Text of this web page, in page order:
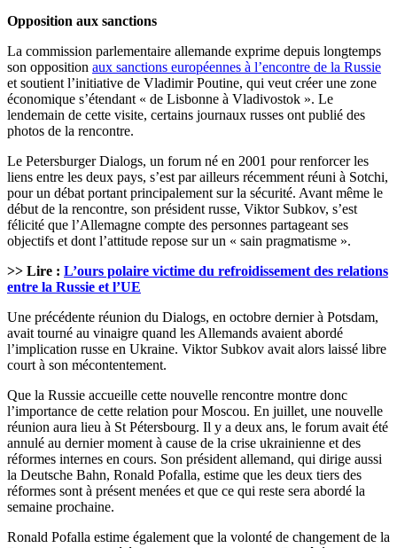
Opposition aux sanctions
La commission parlementaire allemande exprime depuis longtemps
son opposition aux sanctions européennes à l’encontre de la Russie
et soutient l’initiative de Vladimir Poutine, qui veut créer une zone
économique s’étendant « de Lisbonne à Vladivostok ». Le
lendemain de cette visite, certains journaux russes ont publié des
photos de la rencontre.
Le Petersburger Dialogs, un forum né en 2001 pour renforcer les
liens entre les deux pays, s’est par ailleurs récemment réuni à Sotchi,
pour un débat portant principalement sur la sécurité. Avant même le
début de la rencontre, son président russe, Viktor Subkov, s’est
félicité que l’Allemagne compte des personnes partageant ses
objectifs et dont l’attitude repose sur un « sain pragmatisme ».
>> Lire : L’ours polaire victime du refroidissement des relations
entre la Russie et l’UE
Une précédente réunion du Dialogs, en octobre dernier à Potsdam,
avait tourné au vinaigre quand les Allemands avaient abordé
l’implication russe en Ukraine. Viktor Subkov avait alors laissé libre
court à son mécontentement.
Que la Russie accueille cette nouvelle rencontre montre donc
l’importance de cette relation pour Moscou. En juillet, une nouvelle
réunion aura lieu à St Pétersbourg. Il y a deux ans, le forum avait été
annulé au dernier moment à cause de la crise ukrainienne et des
réformes internes en cours. Son président allemand, qui dirige aussi
la Deutsche Bahn, Ronald Pofalla, estime que les deux tiers des
réformes sont à présent menées et que ce qui reste sera abordé la
semaine prochaine.
Ronald Pofalla estime également que la volonté de changement de la